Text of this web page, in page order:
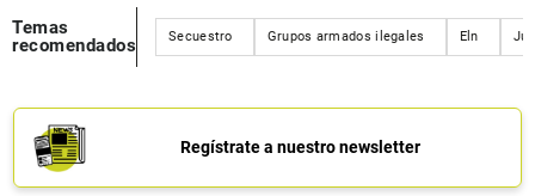
Temas
recomendados
Secuestro Grupos armados ilegales Eln
Regístrate a nuestro newsletter